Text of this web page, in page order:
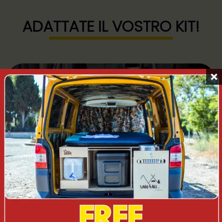
ADATTATE IL VOSTRO KIT!
VENDITA!